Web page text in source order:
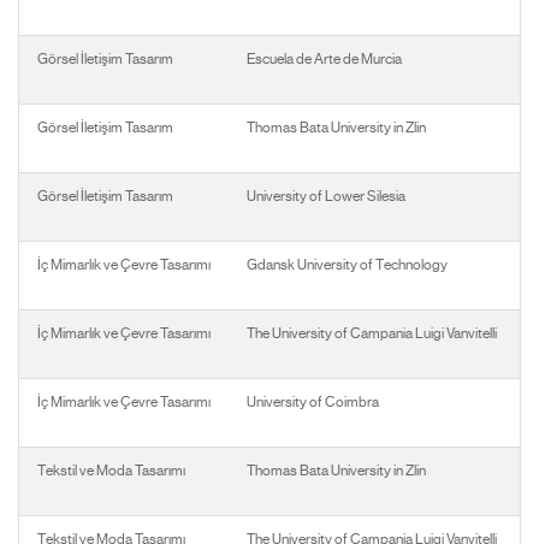
Görsel İletişim Tasarım Escuela de Arte de Murcia
Görsel İletişim Tasarım Thomas Bata University in Zlin
Görsel İletişim Tasarım University of Lower Silesia
İç Mimarlık ve Çevre Tasarımı Gdansk University of Technology
İç Mimarlık ve Çevre Tasarımı The University of Campania Luigi Vanvitelli
İç Mimarlık ve Çevre Tasarımı University of Coimbra
Tekstil ve Moda Tasarımı Thomas Bata University in Zlin
Tekstil ve Moda Tasarımı The University of Campania Luigi Vanvitelli